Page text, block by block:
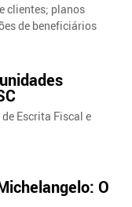
clientes; planos
de beneficiários
Escrita Fiscal e
O